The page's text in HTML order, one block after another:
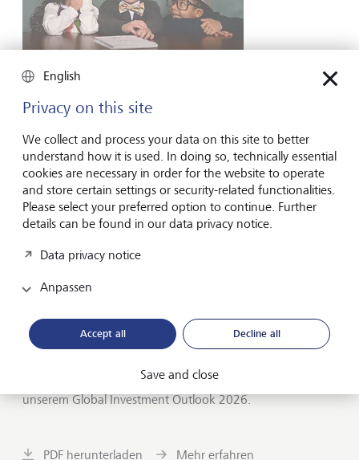
Unternehmertum
Startup gründen ohne Geistesblitz
geniale Idee. Dabei entsteht Unternehmertum selten durch
Geistesblitze - sondern durch Marktgefühl, Neugier und
Mut.
16. Juli 2026
Mehr entdecken
Global Investment Outlook
Halbjahr 2026: am Ereignishorizont
Die Weltwirtschaft befindet sich im Übergang zu einer
neuen globalen Ordnung. Was sind die Folgen für
Anlegerinnen und Anleger? Finden Sie es heraus - in
unserem Global Investment Outlook 2026.
PDF herunterladen Mehr erfahren
English
Privacy on this site
We collect and process your data on this site to better
understand how it is used. In doing so, technically essential
cookies are necessary in order for the website to operate
and store certain settings or security-related functionalities.
Please select your preferred option to continue. Further
details can be found in our data privacy notice.
Data privacy notice
Anpassen
Accept all Decline all
Save and close